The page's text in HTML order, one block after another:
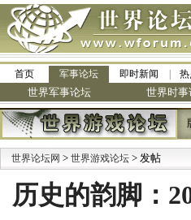
首页 军事论坛 即时新闻
世界军事论坛 世界时事
世界论坛网 > 世界游戏论坛 > 发帖
·九阳全新免
历史的韵脚：